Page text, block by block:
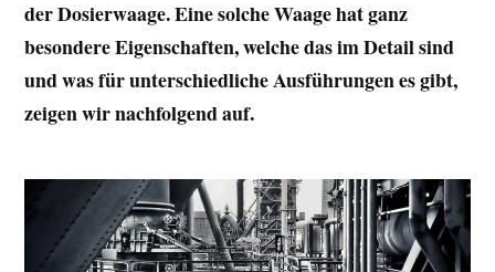
der Dosierwaage. Eine solche Waage hat ganz
besondere Eigenschaften, welche das im Detail sind
und was für unterschiedliche Ausführungen es gibt,
zeigen wir nachfolgend auf.